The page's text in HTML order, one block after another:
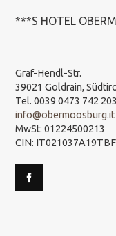
***S HOTEL
Graf-Hendl-Str.
39021 Goldrain,
Tel. 0039 0473 742 203
info@obermoosburg.it
MwSt: 01224500213
CIN: